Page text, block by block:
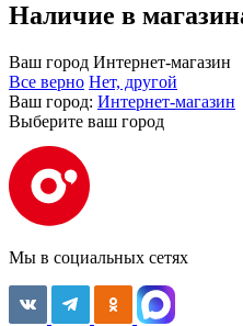
Наличие в
Ваш город Интернет-магазин
Все верно Нет, другой
Ваш город: Интернет-магазин
Выберите ваш город
Мы в социальных сетях